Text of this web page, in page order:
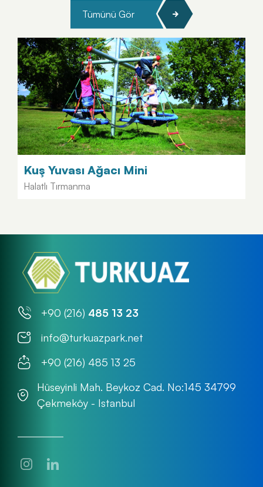
Tümünü Gör
Kuş Yuvası Ağacı Mini
Halatlı Tırmanma
+90 (216) 485 13 23
info@turkuazpark.net
+90 (216) 485 13 25
Hüseyinli Mah. Beykoz Cad. No:145 34799
Çekmeköy - Istanbul